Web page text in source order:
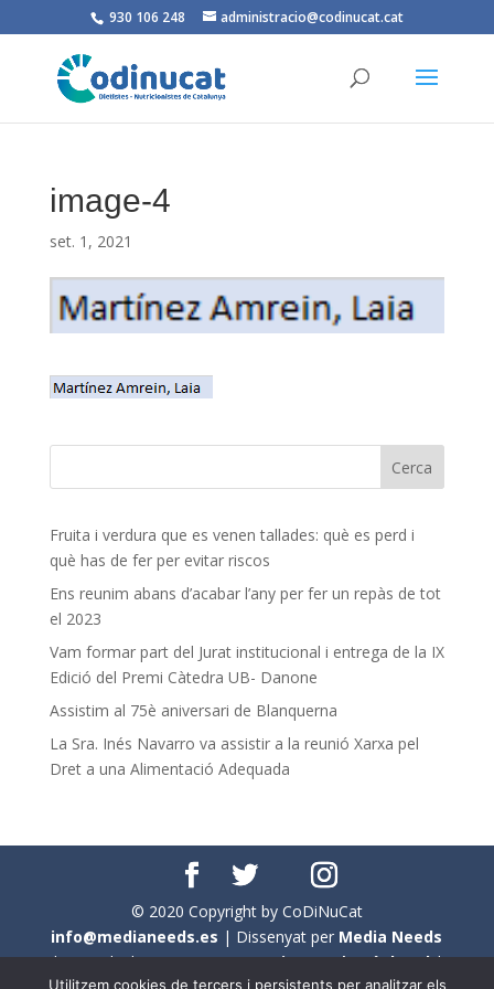
930 106 248 administracio@codinucat.cat
image-4
set. 1, 2021
Fruita i verdura que es venen tallades: què es perd i
què has de fer per evitar riscos
Ens reunim abans d’acabar l’any per fer un repàs de tot
el 2023
Vam formar part del Jurat institucional i entrega de la IX
Edició del Premi Càtedra UB- Danone
Assistim al 75è aniversari de Blanquerna
La Sra. Inés Navarro va assistir a la reunió Xarxa pel
Dret a una Alimentació Adequada
© 2020 Copyright by CoDiNuCat
info@medianeeds.es | Dissenyat per Media Needs
| Tots els drets reservats aCoDiNuCat |Avís legal|
Utilitzem cookies de tercers i persistents per analitzar els